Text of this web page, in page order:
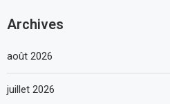
Archives
août 2026
juillet 2026